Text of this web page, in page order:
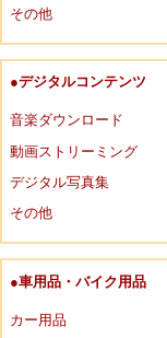
その他
●デジタルコンテンツ
音楽ダウンロード
動画ストリーミング
デジタル写真集
その他
●車用品・バイク用品
カー用品